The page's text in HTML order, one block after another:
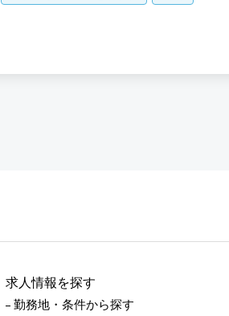
求人情報を探す
勤務地・条件から探す